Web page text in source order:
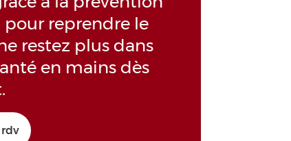
reprendre le
restez plus dans
en mains dès